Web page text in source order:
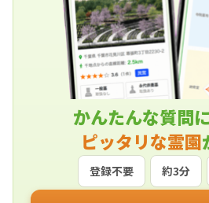
かんたんな質問
ピッタリな霊園
登録不要 約3分